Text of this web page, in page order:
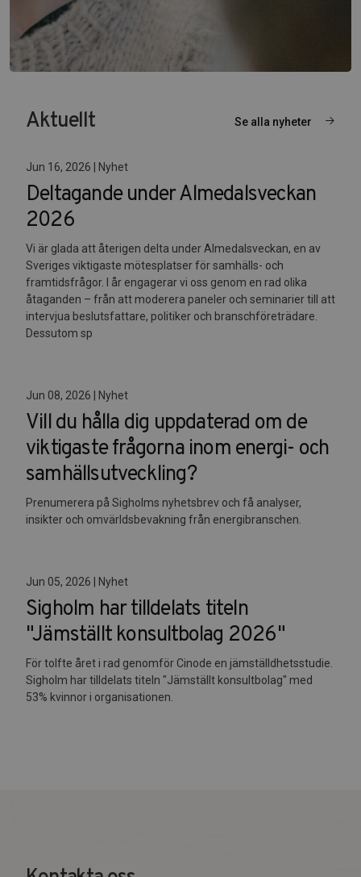
Aktuellt Se alla nyheter
Jun 16, 2026 | Nyhet
Deltagande under Almedalsveckan
2026
Vi är glada att återigen delta under Almedalsveckan, en av
Sveriges viktigaste mötesplatser för samhälls- och
framtidsfrågor. I år engagerar vi oss genom en rad olika
åtaganden – från att moderera paneler och seminarier till att
intervjua beslutsfattare, politiker och branschföreträdare.
Dessutom sp
Jun 08, 2026 | Nyhet
Vill du hålla dig uppdaterad om de
viktigaste frågorna inom energi- och
samhällsutveckling?
Prenumerera på Sigholms nyhetsbrev och få analyser,
insikter och omvärldsbevakning från energibranschen.
Jun 05, 2026 | Nyhet
Sigholm har tilldelats titeln
"Jämställt konsultbolag 2026"
För tolfte året i rad genomför Cinode en jämställdhetsstudie.
Sigholm har tilldelats titeln "Jämställt konsultbolag" med
53% kvinnor i organisationen.